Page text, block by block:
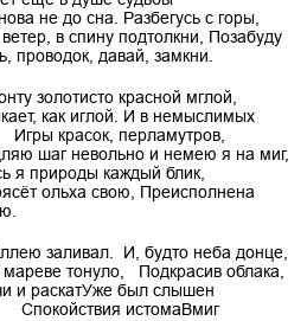
не до сна. Разбегусь с горы,
в спину подтолкни, Позабуду
проводок, давай, замкни.
золотисто красной мглой,
как иглой. И в немыслимых
красок, перламутров,
шаг невольно и немею я на миг,
я природы каждый блик,
ольха свою, Преисполнена
заливал. И, будто неба донце,
тонуло, Подкрасив облака,
и раскатУже был слышен
Спокойствия истомаВмиг